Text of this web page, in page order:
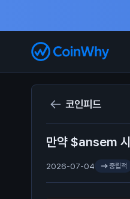
코인피드
만약 $ansem
2026-07-04 중립적